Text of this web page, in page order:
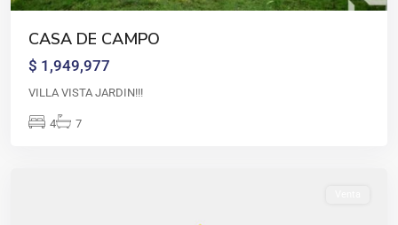
CASA DE CAMPO
$ 1,949,977
VILLA VISTA JARDIN!!!
4 7
de